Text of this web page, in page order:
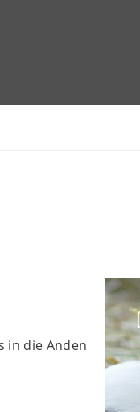
in die Anden